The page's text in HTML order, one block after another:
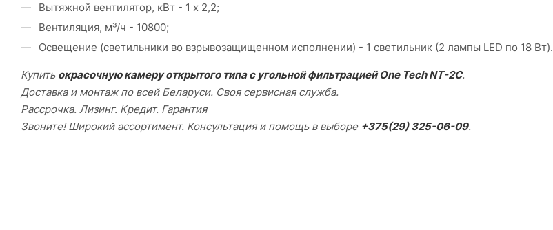
Вытяжной вентилятор, кВт - 1 х 2,2;
Вентиляция, м³/ч - 10800;
Освещение (светильники во взрывозащищенном исполнении) - 1 светильник (2 лампы LED по 18 Вт).
Купить окрасочную камеру открытого типа с угольной фильтрацией One Tech NT-2C.
Доставка и монтаж по всей Беларуси. Своя сервисная служба.
Рассрочка. Лизинг. Кредит. Гарантия
Звоните! Широкий ассортимент. Консультация и помощь в выборе +375(29) 325-06-09.